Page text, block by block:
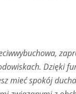
Dzięki
mieć spokój